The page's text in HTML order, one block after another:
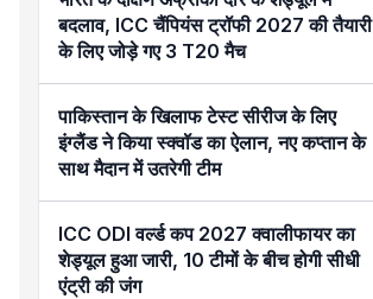
बदलाव, ICC चैंपियंस ट्रॉफी 2027 की तैयारी
के लिए जोड़े गए 3 T20 मैच
पाकिस्तान के खिलाफ टेस्ट सीरीज के लिए
इंग्लैंड ने किया स्क्वॉड का ऐलान, नए कप्तान के
साथ मैदान में उतरेगी टीम
ICC ODI वर्ल्ड कप 2027 क्वालीफायर का
शेड्यूल हुआ जारी, 10 टीमों के बीच होगी सीधी
एंट्री की जंग